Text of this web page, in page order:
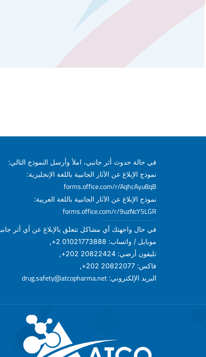
في حالة حدوث أثر جانبي، املأ وأرسل النموذج التالي:
نموذج الإبلاغ عن الآثار الجانبية باللغة الإنجليزية:
forms.office.com/r/AqhcAyu8qB
نموذج الإبلاغ عن الآثار الجانبية باللغة العربية:
forms.office.com/r/9uzNcY5LGR
في حال واجهتك أي مشاكل تتعلق بالإبلاغ عن أي أثر
موبايل / واتساب: 01021773888 2+,
تليفون أرضي: 20822424 202+,
فاكس: 20822077 202+,
البريد الإلكتروني: drug.safety@atcopharma.net